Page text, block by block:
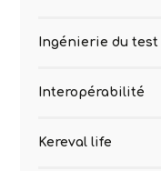
Ingénierie du test
Interopérabilité
Kereval life